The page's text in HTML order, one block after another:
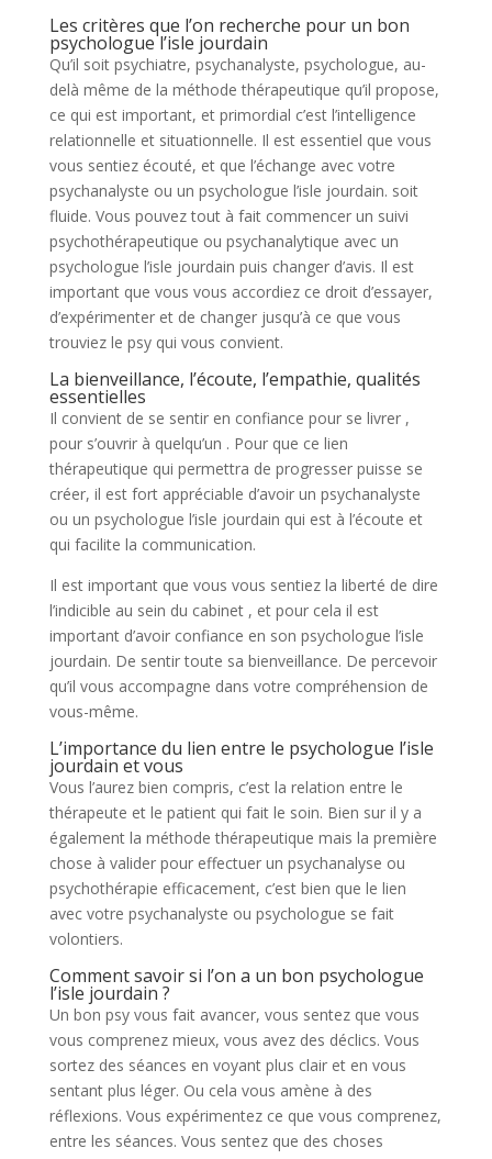
Les critères que l’on recherche pour un bon
psychologue l’isle jourdain
Qu’il soit psychiatre, psychanalyste, psychologue, au-
delà même de la méthode thérapeutique qu’il propose,
ce qui est important, et primordial c’est l’intelligence
relationnelle et situationnelle. Il est essentiel que vous
vous sentiez écouté, et que l’échange avec votre
psychanalyste ou un psychologue l’isle jourdain. soit
fluide. Vous pouvez tout à fait commencer un suivi
psychothérapeutique ou psychanalytique avec un
psychologue l’isle jourdain puis changer d’avis. Il est
important que vous vous accordiez ce droit d’essayer,
d’expérimenter et de changer jusqu’à ce que vous
trouviez le psy qui vous convient.
La bienveillance, l’écoute, l’empathie, qualités
essentielles
Il convient de se sentir en confiance pour se livrer ,
pour s’ouvrir à quelqu’un . Pour que ce lien
thérapeutique qui permettra de progresser puisse se
créer, il est fort appréciable d’avoir un psychanalyste
ou un psychologue l’isle jourdain qui est à l’écoute et
qui facilite la communication.
Il est important que vous vous sentiez la liberté de dire
l’indicible au sein du cabinet , et pour cela il est
important d’avoir confiance en son psychologue l’isle
jourdain. De sentir toute sa bienveillance. De percevoir
qu’il vous accompagne dans votre compréhension de
vous-même.
L’importance du lien entre le psychologue l’isle
jourdain et vous
Vous l’aurez bien compris, c’est la relation entre le
thérapeute et le patient qui fait le soin. Bien sur il y a
également la méthode thérapeutique mais la première
chose à valider pour effectuer un psychanalyse ou
psychothérapie efficacement, c’est bien que le lien
avec votre psychanalyste ou psychologue se fait
volontiers.
Comment savoir si l’on a un bon psychologue
l’isle jourdain ?
Un bon psy vous fait avancer, vous sentez que vous
vous comprenez mieux, vous avez des déclics. Vous
sortez des séances en voyant plus clair et en vous
sentant plus léger. Ou cela vous amène à des
réflexions. Vous expérimentez ce que vous comprenez,
entre les séances. Vous sentez que des choses